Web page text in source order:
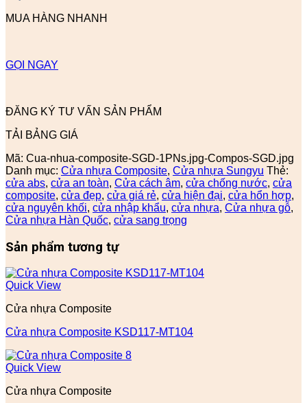
MUA HÀNG NHANH
GỌI NGAY
ĐĂNG KÝ TƯ VẤN SẢN PHẨM
TẢI BẢNG GIÁ
Mã: Cua-nhua-composite-SGD-1PNs.jpg-Compos-SGD.jpg
Danh mục: Cửa nhựa Composite, Cửa nhựa Sungyu Thẻ:
cửa abs, cửa an toàn, Cửa cách âm, cửa chống nước, cửa
composite, cửa đẹp, cửa giá rẻ, cửa hiện đại, cửa hổn hợp,
cửa nguyên khối, cửa nhập khẩu, cửa nhựa, Cửa nhựa gỗ,
Cửa nhựa Hàn Quốc, cửa sang trọng
Sản phẩm tương tự
Quick View
Cửa nhựa Composite
Cửa nhựa Composite KSD117-MT104
Quick View
Cửa nhựa Composite